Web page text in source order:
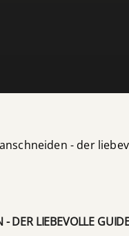
- der
DER LIEBEVOLLE